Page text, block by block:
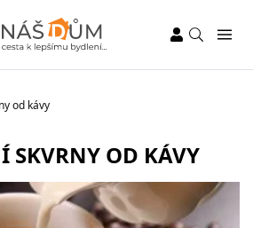
od kávy
SKVRNY OD KÁVY